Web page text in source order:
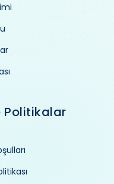
Politikalar